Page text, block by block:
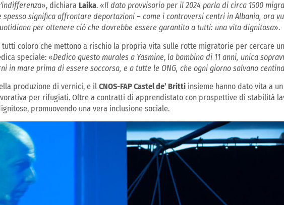
», dichiara Laika. «Il dato provvisorio per il 2024 parla di circa 1500
spesso significa affrontare deportazioni – come i controversi centri in Albania, ora
per ottenere ciò che dovrebbe essere garantito a tutti: una vita dignitosa».
tutti coloro che mettono a rischio la propria vita sulle rotte migratorie per cercare
speciale: «Dedico questo murales a Yasmine, la bambina di 11 anni, unica
in mare prima di essere soccorsa, e a tutte le ONG, che ogni giorno salvano
produzione di vernici, e il CNOS-FAP Castel de’ Britti insieme hanno dato vita a
per rifugiati. Oltre a contratti di apprendistato con prospettive di stabilità
promuovendo una vera inclusione sociale.